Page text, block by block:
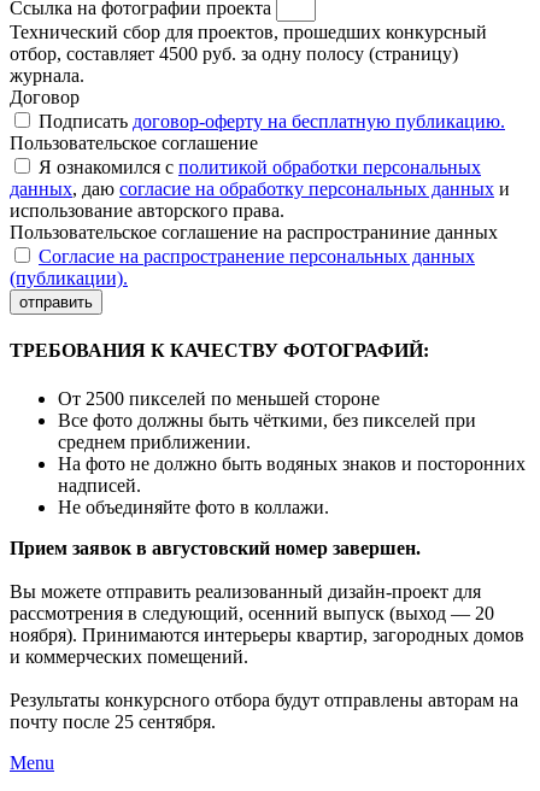
Ссылка на фотографии проекта
Технический сбор для проектов, прошедших конкурсный
отбор, составляет 4500 руб. за одну полосу (страницу)
журнала.
Договор
Подписать договор-оферту на бесплатную публикацию.
Пользовательское соглашение
Я ознакомился с политикой обработки персональных
данных, даю согласие на обработку персональных данных и
использование авторского права.
Пользовательское соглашение на распространиние данных
Согласие на распространение персональных данных
(публикации).
отправить
ТРЕБОВАНИЯ К КАЧЕСТВУ ФОТОГРАФИЙ:
От 2500 пикселей по меньшей стороне
Все фото должны быть чёткими, без пикселей при
среднем приближении.
На фото не должно быть водяных знаков и посторонних
надписей.
Не объединяйте фото в коллажи.
Прием заявок в августовский номер завершен.
Вы можете отправить реализованный дизайн-проект для
рассмотрения в следующий, осенний выпуск (выход — 20
ноября). Принимаются интерьеры квартир, загородных домов
и коммерческих помещений.
Результаты конкурсного отбора будут отправлены авторам на
почту после 25 сентября.
Menu